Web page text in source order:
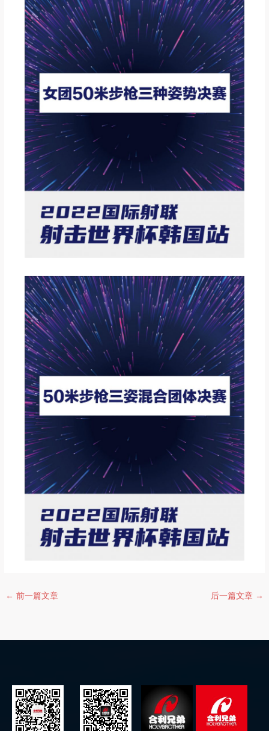
← 前一篇文章 后一篇文章 →